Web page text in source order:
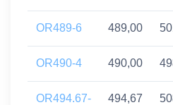
OR489-6 489,00
OR490-4 490,00
OR494.67-
494,67